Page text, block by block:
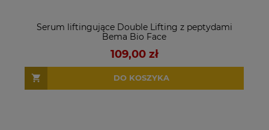
Serum liftingujące Double Lifting z peptydami
Bema Bio Face
109,00 zł
DO KOSZYKA